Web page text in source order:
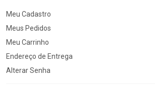
Meu Cadastro
Meus Pedidos
Meu Carrinho
Endereço de Entrega
Alterar Senha